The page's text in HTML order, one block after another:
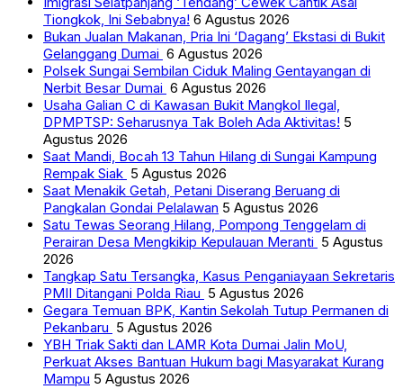
Tiongkok, Ini Sebabnya! 6 Agustus 2026
Bukan Jualan Makanan, Pria Ini ‘Dagang’ Ekstasi di Bukit
Gelanggang Dumai 6 Agustus 2026
Polsek Sungai Sembilan Ciduk Maling Gentayangan di
Nerbit Besar Dumai 6 Agustus 2026
Usaha Galian C di Kawasan Bukit Mangkol Ilegal,
DPMPTSP: Seharusnya Tak Boleh Ada Aktivitas! 5
Agustus 2026
Saat Mandi, Bocah 13 Tahun Hilang di Sungai Kampung
Rempak Siak 5 Agustus 2026
Saat Menakik Getah, Petani Diserang Beruang di
Pangkalan Gondai Pelalawan 5 Agustus 2026
Satu Tewas Seorang Hilang, Pompong Tenggelam di
Perairan Desa Mengkikip Kepulauan Meranti 5 Agustus
2026
Tangkap Satu Tersangka, Kasus Penganiayaan Sekretaris
PMII Ditangani Polda Riau 5 Agustus 2026
Gegara Temuan BPK, Kantin Sekolah Tutup Permanen di
Pekanbaru 5 Agustus 2026
YBH Triak Sakti dan LAMR Kota Dumai Jalin MoU,
Perkuat Akses Bantuan Hukum bagi Masyarakat Kurang
Mampu 5 Agustus 2026